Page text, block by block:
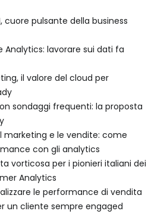
cuore pulsante della business
Analytics: lavorare sui dati fa
il valore del cloud per
sondaggi frequenti: la proposta
marketing e le vendite: come
con gli analytics
vorticosa per i pionieri italiani dei
Analytics
le performance di vendita
un cliente sempre engaged